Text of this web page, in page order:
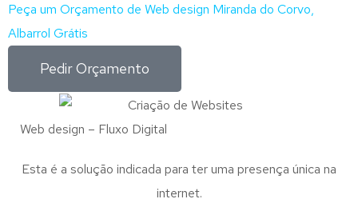
Peça um Orçamento de Web design Miranda do Corvo,
Albarrol Grátis
Pedir Orçamento
Web design – Fluxo Digital
Esta é a solução indicada para ter uma presença única na
internet.